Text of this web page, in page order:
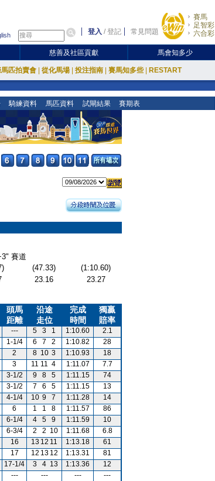
登入 /登記 常見問題
賽馬
足智彩
六合彩
慈善及社區貢獻 馬會知多少
匹拍賣會 從化馬場 投注指南 賽馬知多些 RESTART
騎練資料 馬匹資料 試閘結果 賽期表
賽道
(47.33)
(1:10.60)
23.16
23.27
頭馬
距離
沿途
走位
完成
時間
獨贏
賠率
--- 5 3 1 1:10.60
2.1
1-1/4 6 7 2 1:10.82
28
2 8 10 3 1:10.93
18
3 11 11 4 1:11.07
7.7
3-1/2 9 8 5 1:11.15
74
3-1/2 7 6 5 1:11.15
13
4-1/4 10 9 7 1:11.28
14
6 1 1 8 1:11.57
86
6-1/4 4 5 9 1:11.59
10
6-3/4 2 2 10 1:11.68
6.8
16 13 12 11 1:13.18
61
17 12 13 12 1:13.31
81
17-1/4 3 4 13 1:13.36
12
--- --- --- ---